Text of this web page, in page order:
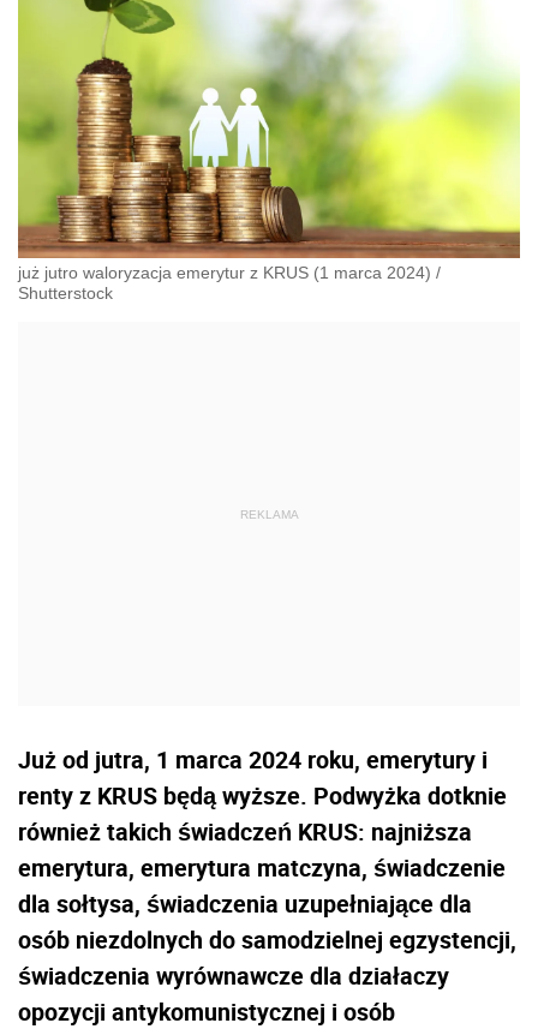
już jutro waloryzacja emerytur z KRUS (1 marca 2024) /
Shutterstock
Już od jutra, 1 marca 2024 roku, emerytury i
renty z KRUS będą wyższe. Podwyżka dotknie
również takich świadczeń KRUS: najniższa
emerytura, emerytura matczyna, świadczenie
dla sołtysa, świadczenia uzupełniające dla
osób niezdolnych do samodzielnej egzystencji,
świadczenia wyrównawcze dla działaczy
opozycji antykomunistycznej i osób